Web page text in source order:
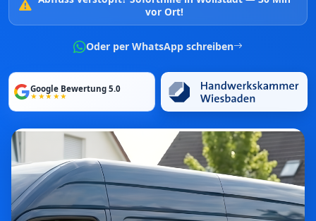
vor Ort!
Oder per WhatsApp schreiben
Google Bewertung 5.0
★★★★★